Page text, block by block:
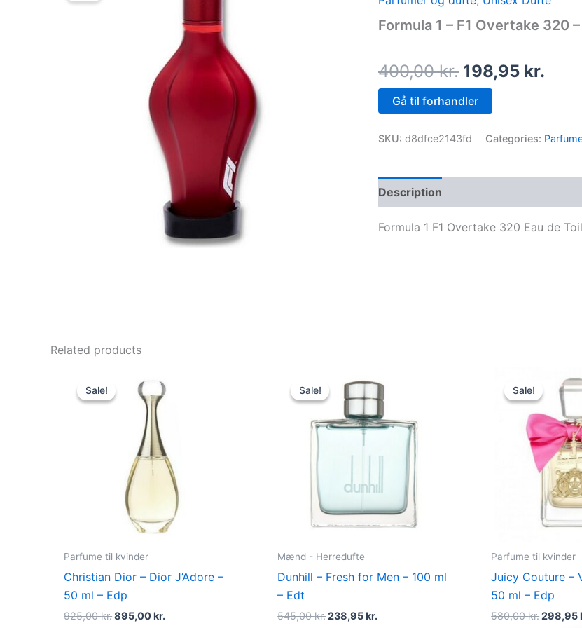
Formula 1 – F1 Overtake 320
400,00kr.
price
was:
400,00 kr..
198,95 kr.
price
is:
Gå til forhandler
SKU: d8dfce2143fd Categories:
Description
Formula 1 F1 Overtake 320 Eau de
Related products
Sale!
Sale!
Parfume til kvinder
Christian Dior – Dior J’Adore –
50 ml – Edp
925,00kr.
price
was:
925,00 kr..
895,00kr.
price
is:
Sale!
Sale!
Mænd - Herredufte
Dunhill – Fresh for Men – 100 ml
– Edt
545,00kr.
price
was:
545,00 kr..
238,95kr.
price
is:
Sale!
Sale!
Parfume til kvinder
Juicy Couture –
50 ml – Edp
580,00kr.
price
was:
580,00
298,95